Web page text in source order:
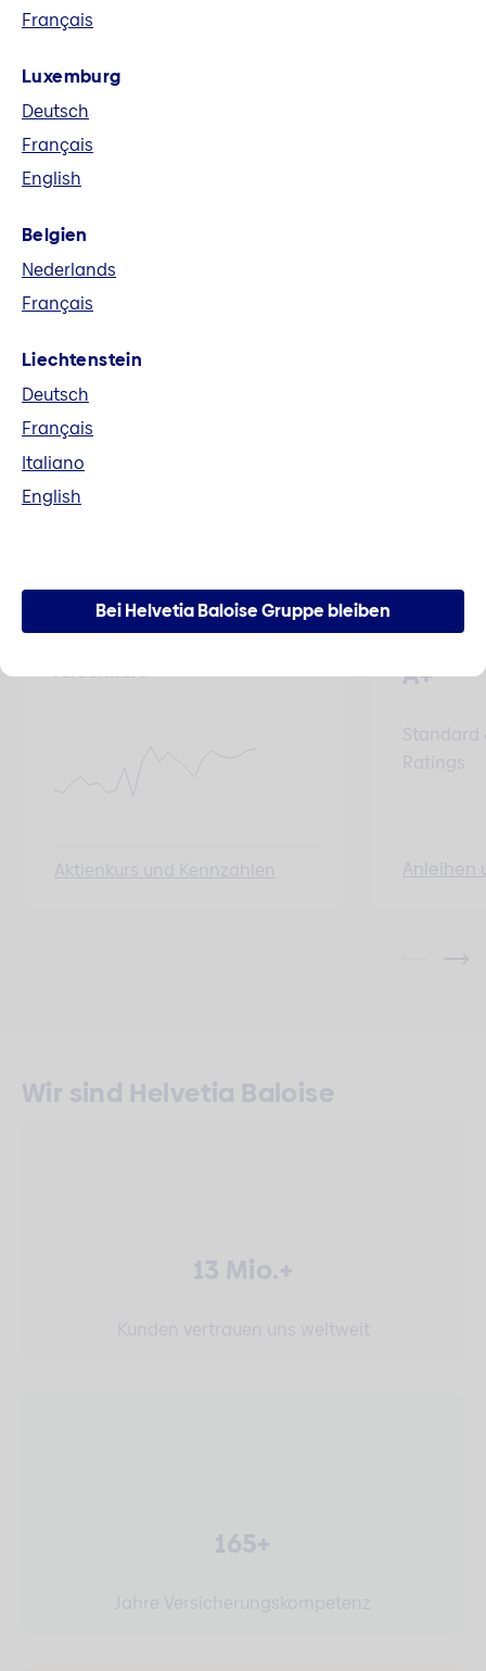
Fusion Helvetia und Baloise
Alle Unterlagen im Zusammenhang mit der
hier heruntergeladen werden.
Zahlen und Fakten
Aktienkurs
Aktienkurs und Kennzahlen
A+
Standard
Ratings
Anleihen
Wir sind Helvetia Baloise
13 Mio.+
Kunden vertrauen uns weltweit
165+
Jahre Versicherungskompetenz
Français
Luxemburg
Deutsch
Français
English
Belgien
Nederlands
Français
Liechtenstein
Deutsch
Français
Italiano
English
Bei Helvetia Baloise Gruppe bleiben